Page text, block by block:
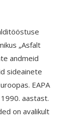
„Asfalt
andmeid
sideainete
EAPA
aastast.
on avalikult